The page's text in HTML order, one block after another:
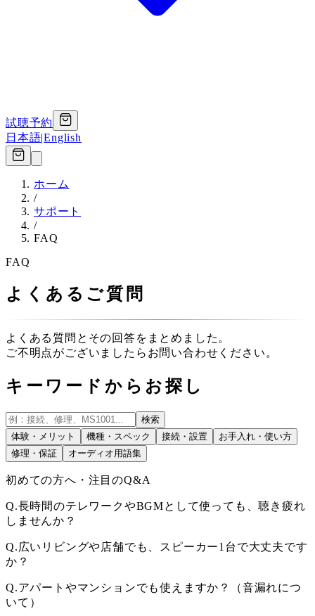
試聴予約
日本語|English
ホーム
/
サポート
/
FAQ
FAQ
よくあるご質問
よくある質問とその回答をまとめました。
ご不明点がございましたらお問い合わせください。
キーワードからお探し
検索
体験・メリット
機種・スペック 接続・設置
お手入れ・使い方
修理・保証
オーディオ用語集
初めての方へ・注目のQ&A
Q.長時間のテレワークやBGMとして使っても、聴き疲れ
しませんか？
Q. 広いリビングや店舗でも、スピーカー1台で大丈夫です
か？
Q.アパートやマンションでも使えますか？（音漏れにつ
いて）